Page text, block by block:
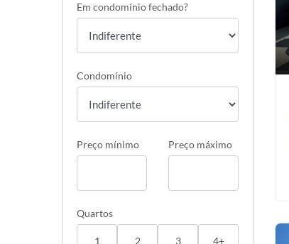
Em condomínio fechado?
Condomínio
Preço mínimo Preço máximo
Quartos
1 2 3 4+